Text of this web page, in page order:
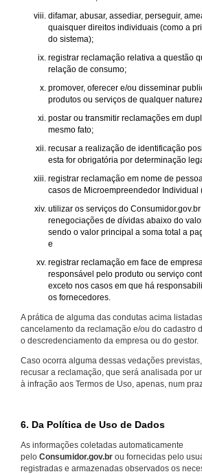
difamar, abusar, assediar, perseguir,
quaisquer direitos individuais (como a
do sistema);
registrar reclamação relativa a questão
relação de consumo;
promover, oferecer e/ou disseminar
produtos ou serviços de qualquer
postar ou transmitir reclamações em
mesmo fato;
recusar a realização de identificação
esta for obrigatória por determinação
registrar reclamação em nome de
casos de Microempreendedor Individual
utilizar os serviços do
renegociações de dívidas abaixo do
sendo o valor principal a soma total a
e
registrar reclamação em face de
responsável pelo produto ou serviço
exceto nos casos em que há
os fornecedores.
A prática de alguma das condutas acima
cancelamento da reclamação e/ou do cadastro
o descredenciamento da empresa ou do gestor.
Caso ocorra alguma dessas vedações
recusar a reclamação, que será analisada por
à infração aos Termos de Uso, apenas, num
6. Da Política de Uso de Dados
As informações coletadas automaticamente
pelo Consumidor.gov.br ou fornecidas pelo
registradas e armazenadas observados os